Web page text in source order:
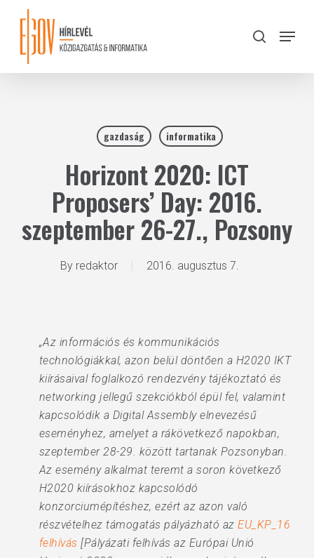
content
search
Menu
gazdaság informatika
Horizont 2020: ICT
Proposers’ Day: 2016.
szeptember 26-27., Pozsony
By redaktor 2016. augusztus 7.
„Az információs és kommunikációs
technológiákkal, azon belül döntően a H2020 IKT
kiírásaival foglalkozó rendezvény tájékoztató és
networking jellegű szekciókból épül fel, valamint
kapcsolódik a Digital Assembly elnevezésű
eseményhez, amelyet a rákövetkező napokban,
szeptember 28-29. között tartanak Pozsonyban.
Az esemény alkalmat teremt a soron következő
H2020 kiírásokhoz kapcsolódó
konzorciumépítéshez, ezért az azon való
részvételhez támogatás pályázható azEU_KP_16
felhívás [Pályázati felhívás az Európai Unió
Close